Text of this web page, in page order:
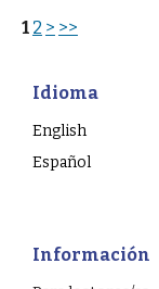
1 2 > >>
Idioma
English
Español
Información